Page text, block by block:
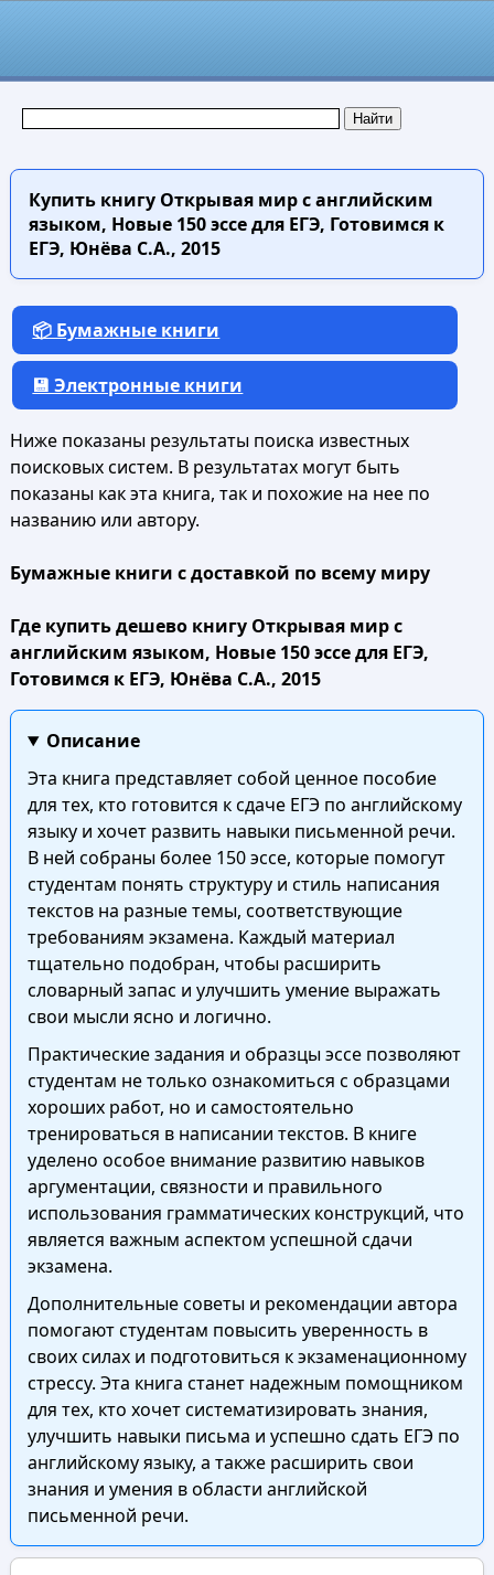
Купить книгуОткрывая мир с английским
языком, Новые 150 эссе для ЕГЭ, Готовимся к
ЕГЭ, Юнёва С.А., 2015
📦 Бумажные книги
💾 Электронные книги
Ниже показаны результаты поиска известных
поисковых систем. В результатах могут быть
показаны как эта книга, так и похожие на нее по
названию или автору.
Бумажные книги с доставкой по всему миру
Где купить дешево книгу Открывая мир с
английским языком, Новые 150 эссе для ЕГЭ,
Готовимся к ЕГЭ, Юнёва С.А., 2015
Описание
Эта книга представляет собой ценное пособие
для тех, кто готовится к сдаче ЕГЭ по английскому
языку и хочет развить навыки письменной речи.
В ней собраны более 150 эссе, которые помогут
студентам понять структуру и стиль написания
текстов на разные темы, соответствующие
требованиям экзамена. Каждый материал
тщательно подобран, чтобы расширить
словарный запас и улучшить умение выражать
свои мысли ясно и логично.
Практические задания и образцы эссе позволяют
студентам не только ознакомиться с образцами
хороших работ, но и самостоятельно
тренироваться в написании текстов. В книге
уделено особое внимание развитию навыков
аргументации, связности и правильного
использования грамматических конструкций, что
является важным аспектом успешной сдачи
экзамена.
Дополнительные советы и рекомендации автора
помогают студентам повысить уверенность в
своих силах и подготовиться к экзаменационному
стрессу. Эта книга станет надежным помощником
для тех, кто хочет систематизировать знания,
улучшить навыки письма и успешно сдать ЕГЭ по
английскому языку, а также расширить свои
знания и умения в области английской
письменной речи.